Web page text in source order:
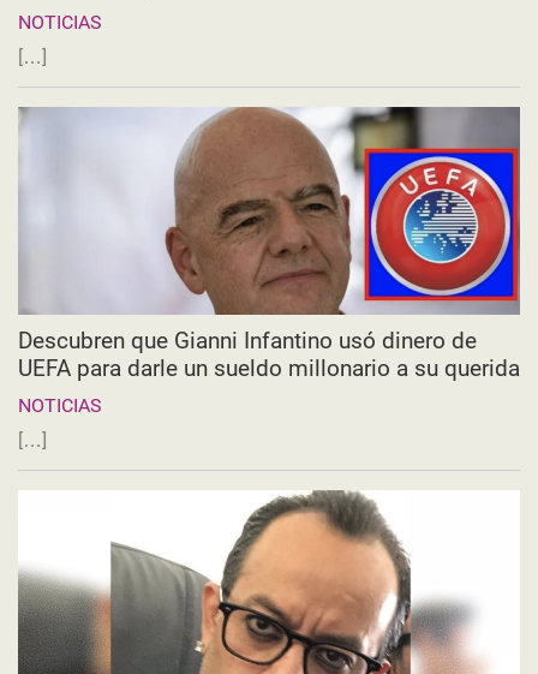
NOTICIAS
[…]
Descubren que Gianni Infantino usó dinero de
UEFA para darle un sueldo millonario a su querida
NOTICIAS
[…]